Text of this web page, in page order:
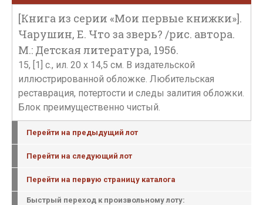
[Книга из серии «Мои первые книжки»].
Чарушин, Е. Что за зверь? /рис. автора.
М.: Детская литература, 1956.
15, [1] с., ил. 20 х 14,5 см. В издательской
иллюстрированной обложке. Любительская
реставрация, потертости и следы залития обложки.
Блок преимущественно чистый.
Перейти на предыдущий лот
Перейти на следующий лот
Перейти на первую страницу каталога
Быстрый переход к произвольному лоту: